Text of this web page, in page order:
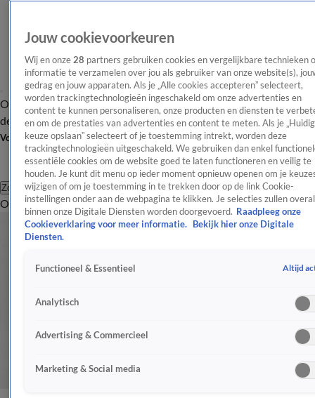
OverzichtAfleveringen Entertainment TV Algemeen
Tip
de redactieNieuwsbrief
Volg Shownieuws
Zoeken
OverzichtEntertainmentSpraakmakendRealityCrimeVideo's
Jouw cookievoorkeuren
Wij en onze 28 partners gebruiken cookies en vergelijkbare technieken
informatie te verzamelen over jou als gebruiker van onze website(s),
gedrag en jouw apparaten. Als je „Alle cookies accepteren” selecteert,
worden trackingtechnologieën ingeschakeld om onze advertenties en
content te kunnen personaliseren, onze producten en diensten te
en om de prestaties van advertenties en content te meten. Als je
keuze opslaan” selecteert of je toestemming intrekt, worden deze
trackingtechnologieën uitgeschakeld. We gebruiken dan enkel
essentiële cookies om de website goed te laten functioneren en veilig te
houden. Je kunt dit menu op ieder moment opnieuw openen om je
wijzigen of om je toestemming in te trekken door op de link Cookie-
instellingen onder aan de webpagina te klikken. Je selecties zullen overal
binnen onze Digitale Diensten worden doorgevoerd. Raadpleeg onze
Cookieverklaring voor meer informatie.
Bekijk hier onze Digitale
Diensten.
Functioneel & Essentieel Altijd
Analytisch
Advertising & Commercieel
Marketing & Social media